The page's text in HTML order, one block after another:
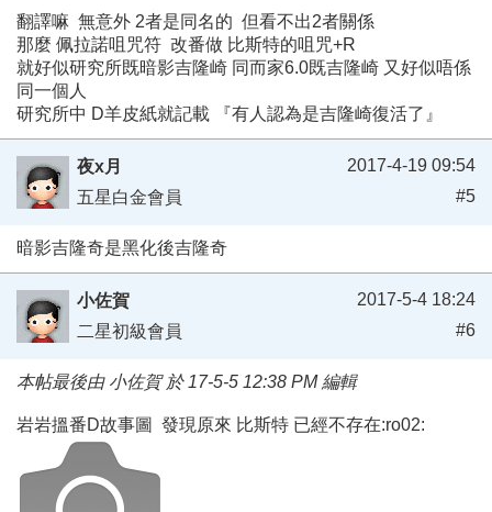
翻譯嘛 無意外 2者是同名的 但看不出2者關係
那麼 佩拉諾咀咒符 改番做 比斯特的咀咒+R
就好似研究所既暗影吉隆崎 同而家6.0既吉隆崎 又好似唔係
同一個人
研究所中 D羊皮紙就記載 『有人認為是吉隆崎復活了』
夜x月
五星白金會員
2017-4-19 09:54
#5
暗影吉隆奇是黑化後吉隆奇
小佐賀
二星初級會員
2017-5-4 18:24
#6
本帖最後由 小佐賀 於 17-5-5 12:38 PM 編輯
岩岩搵番D故事圖 發現原來 比斯特 已經不存在:ro02: